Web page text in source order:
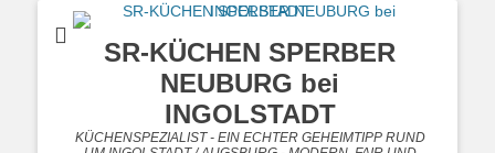
SR-KÜCHEN SPERBER
NEUBURG bei
INGOLSTADT
KÜCHENSPEZIALIST - EIN ECHTER GEHEIMTIPP RUND